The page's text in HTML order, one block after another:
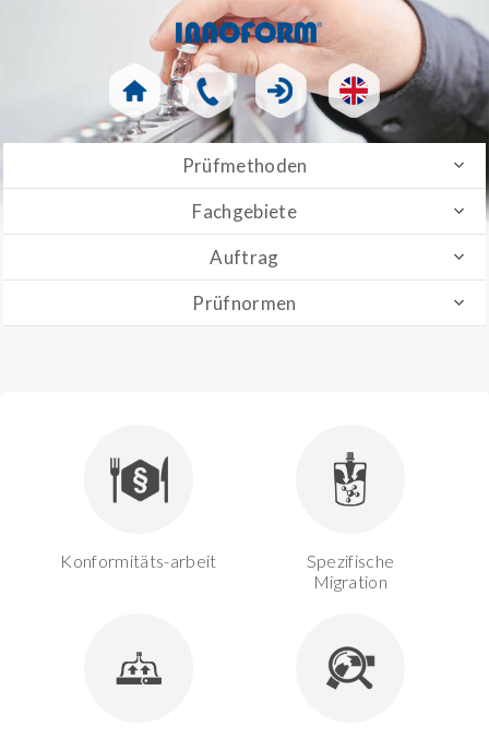
Prüfmethoden
Fachgebiete
Auftrag
Prüfnormen
Konformitäts-arbeit
Spezifische
Migration